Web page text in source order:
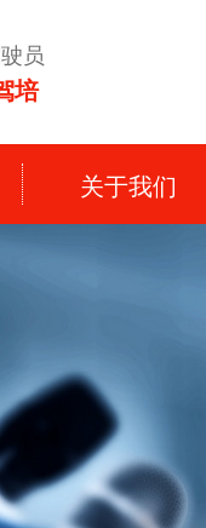
员
培
关于我们